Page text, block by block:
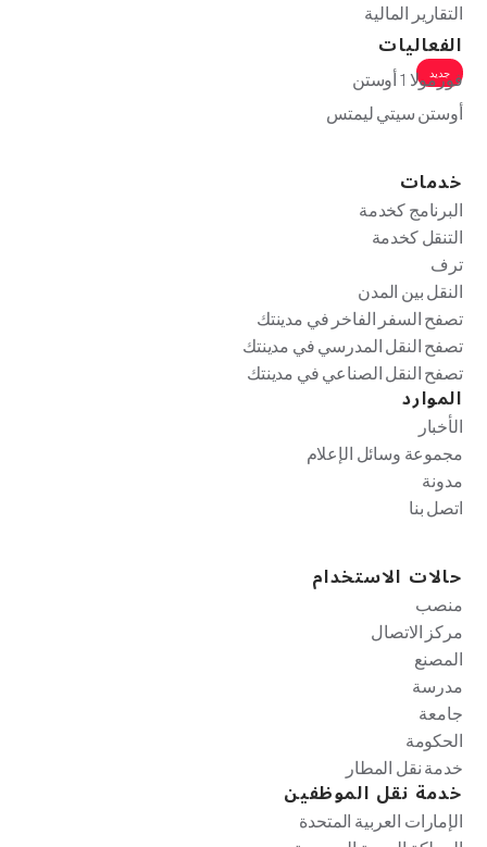
التقارير المالية
الفعاليات
جديد
فورمولا 1 أوستن
أوستن سيتي ليمتس
خدمات
البرنامج كخدمة
التنقل كخدمة
ترف
النقل بين المدن
تصفح السفر الفاخر في مدينتك
تصفح النقل المدرسي في مدينتك
تصفح النقل الصناعي في مدينتك
الموارد
الأخبار
مجموعة وسائل الإعلام
مدونة
اتصل بنا
حالات الاستخدام
منصب
مركز الاتصال
المصنع
مدرسة
جامعة
الحكومة
خدمة نقل المطار
خدمة نقل الموظفين
الإمارات العربية المتحدة